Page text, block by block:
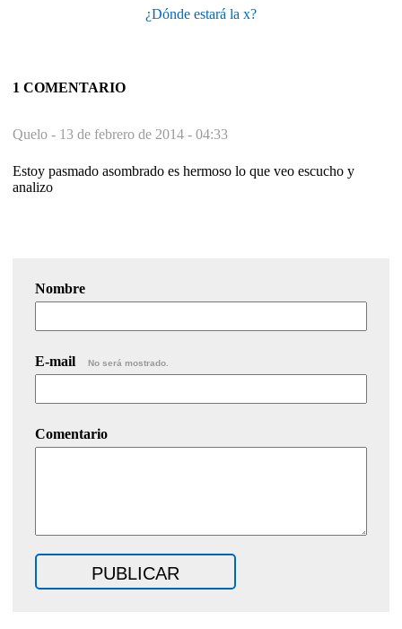
¿Dónde estará la x?
1 COMENTARIO
Quelo - 13 de febrero de 2014 - 04:33
Estoy pasmado asombrado es hermoso lo que veo escucho y
analizo
Nombre
E-mail No será mostrado.
Comentario